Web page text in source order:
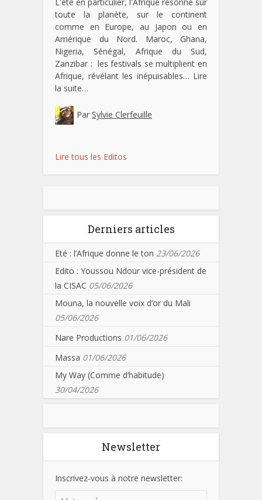
toute la planète, sur le continent
comme en Europe, au Japon ou en
Amérique du Nord. Maroc, Ghana,
Nigeria, Sénégal, Afrique du Sud,
Zanzibar : les festivals se multiplient en
Afrique, révélant les inépuisables… Lire
la suite…
Par Sylvie Clerfeuille
Lire tous les Editos
Derniers articles
Eté : l’Afrique donne le ton 23/06/2026
Edito : Youssou Ndour vice-président de
la CISAC 05/06/2026
Mouna, la nouvelle voix d’or du Mali
05/06/2026
Nare Productions 01/06/2026
Massa 01/06/2026
My Way (Comme d’habitude)
30/04/2026
Newsletter
Inscrivez-vous à notre newsletter: